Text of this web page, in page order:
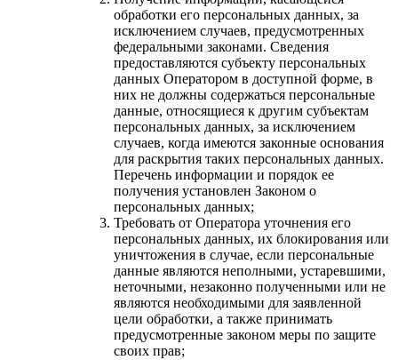
обработки его персональных данных, за
исключением случаев, предусмотренных
федеральными законами. Сведения
предоставляются субъекту персональных
данных Оператором в доступной форме, в
них не должны содержаться персональные
данные, относящиеся к другим субъектам
персональных данных, за исключением
случаев, когда имеются законные основания
для раскрытия таких персональных данных.
Перечень информации и порядок ее
получения установлен Законом о
персональных данных;
Требовать от Оператора уточнения его
персональных данных, их блокирования или
уничтожения в случае, если персональные
данные являются неполными, устаревшими,
неточными, незаконно полученными или не
являются необходимыми для заявленной
цели обработки, а также принимать
предусмотренные законом меры по защите
своих прав;